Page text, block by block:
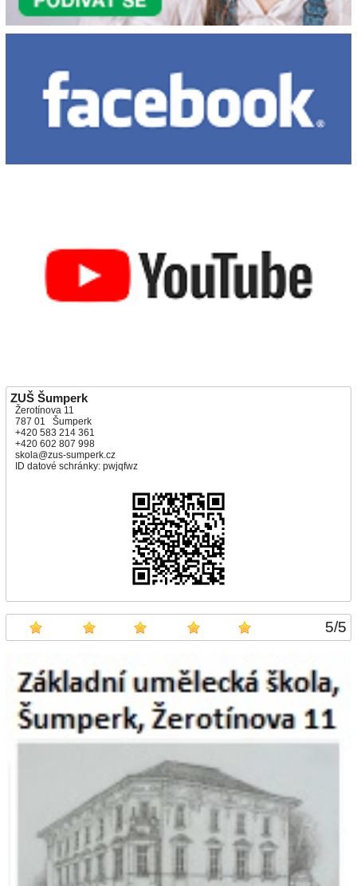
ZUŠ Šumperk
Žerotínova 11
787 01 Šumperk
+420 583 214 361
+420 602 807 998
skola@zus-sumperk.cz
ID datové schránky: pwjqfwz
5/5